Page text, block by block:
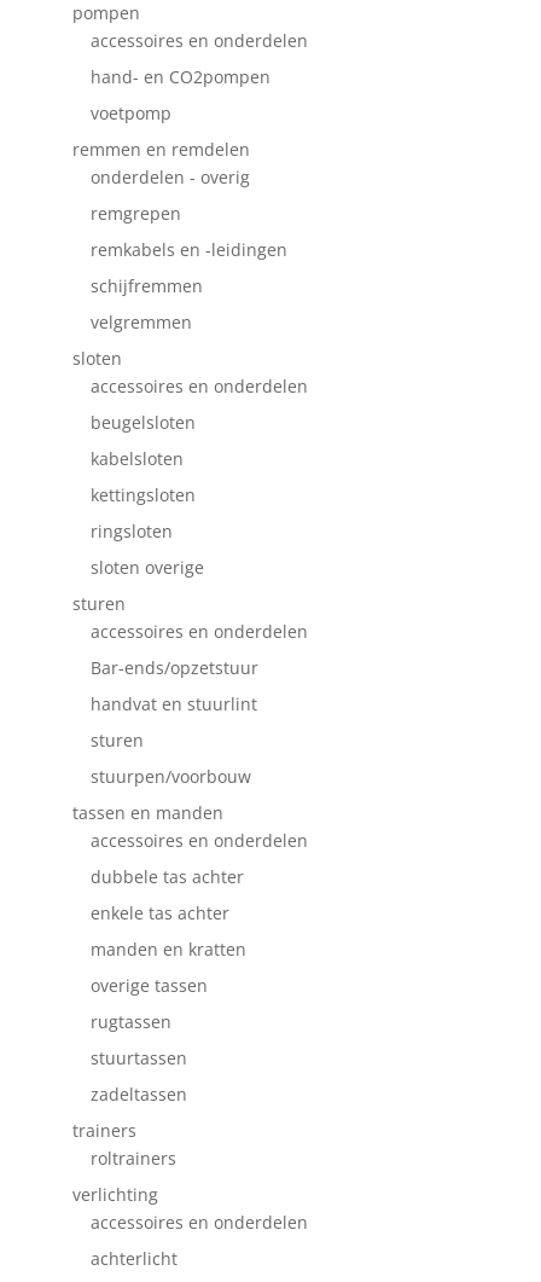
pompen
accessoires en onderdelen
hand- en CO2pompen
voetpomp
remmen en remdelen
onderdelen - overig
remgrepen
remkabels en -leidingen
schijfremmen
velgremmen
sloten
accessoires en onderdelen
beugelsloten
kabelsloten
kettingsloten
ringsloten
sloten overige
sturen
accessoires en onderdelen
Bar-ends/opzetstuur
handvat en stuurlint
sturen
stuurpen/voorbouw
tassen en manden
accessoires en onderdelen
dubbele tas achter
enkele tas achter
manden en kratten
overige tassen
rugtassen
stuurtassen
zadeltassen
trainers
roltrainers
verlichting
accessoires en onderdelen
achterlicht